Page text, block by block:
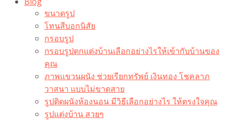
ขนาดรูป
โทนสีบอกนิสัย
กรอบรูป
กรอบรูปตกแต่งบ้านเลือกอย่างไรให้เข้ากับบ้านของ
คุณ
ภาพแขวนผนัง ช่วยเรียกทรัพย์ เงินทอง โชคลาภ
วาสนา แบบไม่ขาดสาย
รูปติดผนังห้องนอน มีวิธีเลือกอย่างไร ให้ตรงใจคุณ
รูปแต่งบ้าน สวยๆ